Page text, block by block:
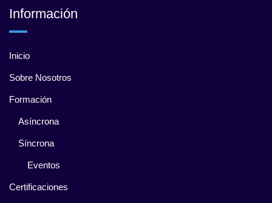
Información
Inicio
Sobre Nosotros
Formación
Asíncrona
Síncrona
Eventos
Certificaciones